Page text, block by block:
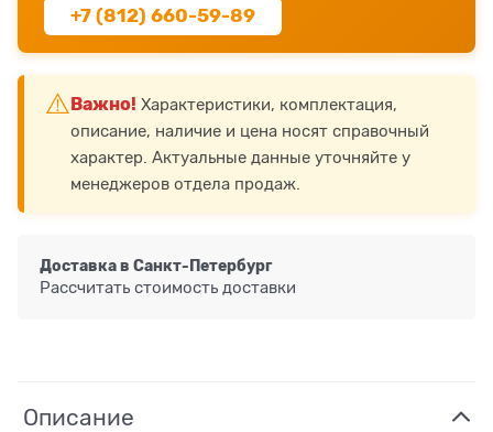
+7 (812) 660-59-89
⚠️Важно! Характеристики, комплектация,
описание, наличие и цена носят справочный
характер. Актуальные данные уточняйте у
менеджеров отдела продаж.
Доставка в Санкт-Петербург
Рассчитать стоимость доставки
Описание